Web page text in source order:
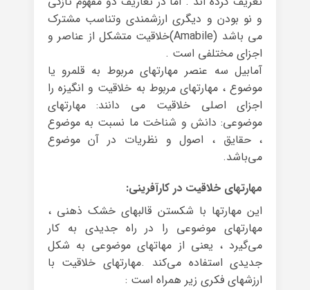
و نو بودن و دیگری ارزشمندی وتناسب مشترک
می باشد (Amabile)خلاقیت متشکل از عناصر و
اجزای مختلفی است .
آمابیل سه عنصر مهارتهای مربوط به قلمرو یا
موضوع ، مهارتهای مربوط به خلاقیت و انگیزه را
اجزای اصلی خلاقیت می دانند: مهارتهای
موضوعی: دانش و شناخت ما نسبت به موضوع
، حقایق ، اصول و نظریات در آن موضوع
می‌باشد.
مهارتهای خلاقیت در کارآفرینی:
این مهارتها با شکستن قالبهای خشک ذهنی ،
مهارتهای موضوعی را در راه جدیدی به کار
می‌گیرد ، یعنی از مهاتهای موضوعی به شکل
جدیدی استفاده می‌کند .مهارتهای خلاقیت با
ارزشهای فکری زیر همراه است :